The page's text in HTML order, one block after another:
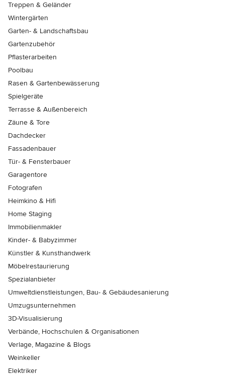
Treppen & Geländer
Wintergärten
Garten- & Landschaftsbau
Gartenzubehör
Pflasterarbeiten
Poolbau
Rasen & Gartenbewässerung
Spielgeräte
Terrasse & Außenbereich
Zäune & Tore
Dachdecker
Fassadenbauer
Tür- & Fensterbauer
Garagentore
Fotografen
Heimkino & Hifi
Home Staging
Immobilienmakler
Kinder- & Babyzimmer
Künstler & Kunsthandwerk
Möbelrestaurierung
Spezialanbieter
Umweltdienstleistungen, Bau- & Gebäudesanierung
Umzugsunternehmen
3D-Visualisierung
Verbände, Hochschulen & Organisationen
Verlage, Magazine & Blogs
Weinkeller
Elektriker